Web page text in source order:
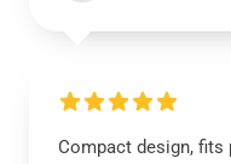
Compact design,